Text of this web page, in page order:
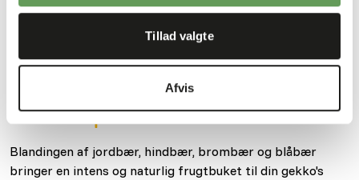
Tillad valgte
Afvis
Om dette produkt
Blandingen af jordbær, hindbær, brombær og blåbær
bringer en intens og naturlig frugtbuket til din gekko's
Frisktilberedt foder kan opbevares i køleskabet i 3-4